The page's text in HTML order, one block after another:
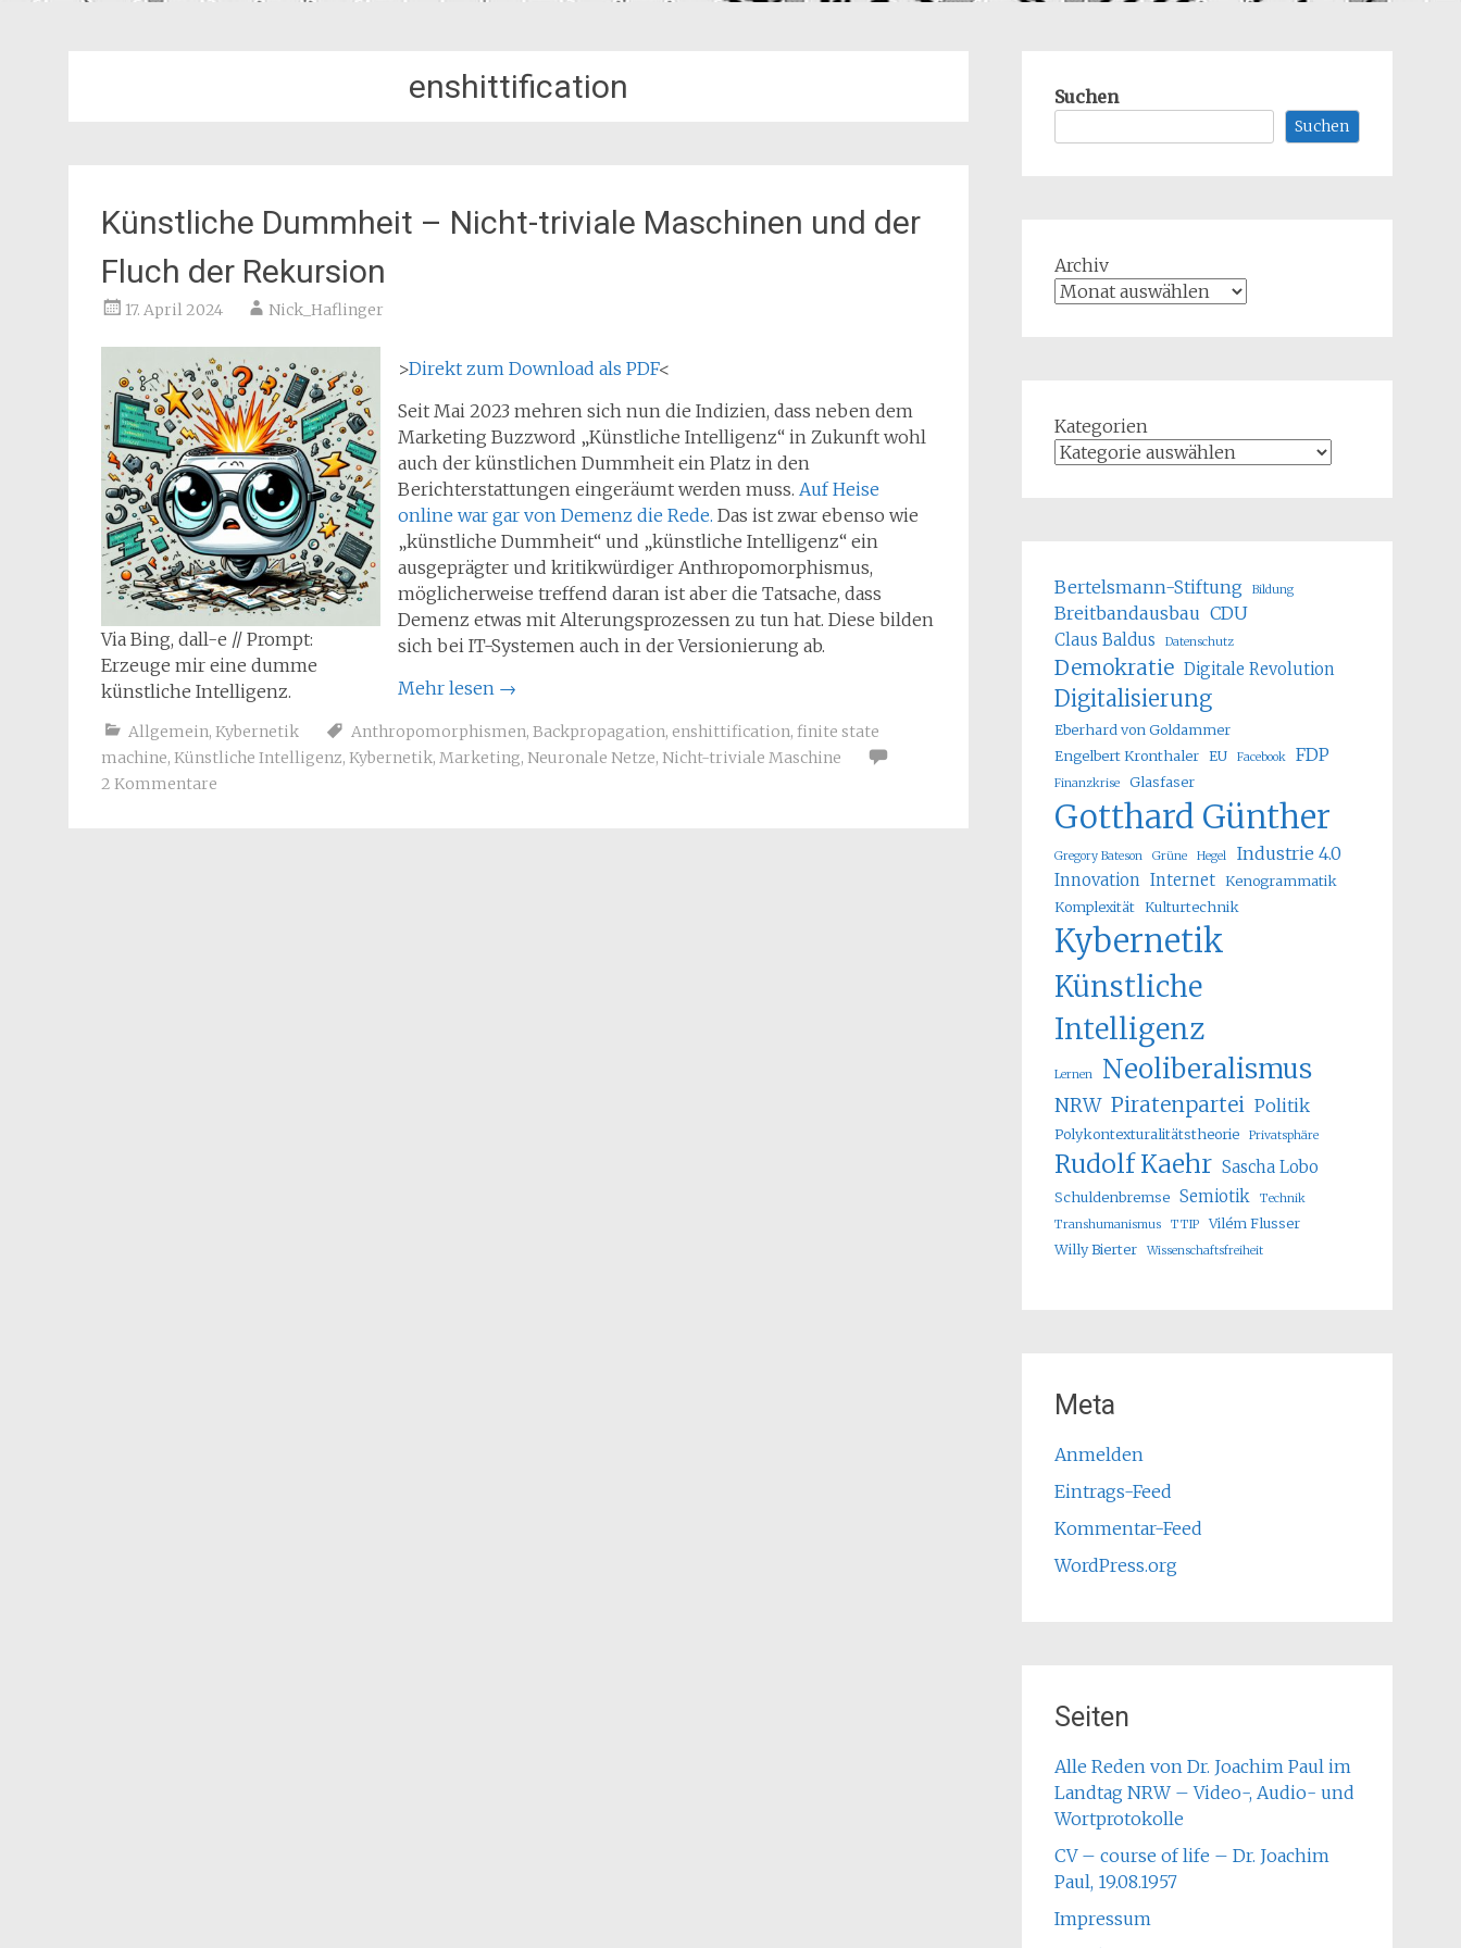
enshittification
Künstliche Dummheit – Nicht-triviale Maschinen und der
Fluch der Rekursion
17. April 2024 Nick_Haflinger
Via Bing, dall-e // Prompt:
Erzeuge mir eine dumme
künstliche Intelligenz.
>Direkt zum Download als PDF<
Seit Mai 2023 mehren sich nun die Indizien, dass neben dem
Marketing Buzzword „Künstliche Intelligenz“ in Zukunft wohl
auch der künstlichen Dummheit ein Platz in den
Berichterstattungen eingeräumt werden muss. Auf Heise
online war gar von Demenz die Rede. Das ist zwar ebenso wie
„künstliche Dummheit“ und „künstliche Intelligenz“ ein
ausgeprägter und kritikwürdiger Anthropomorphismus,
möglicherweise treffend daran ist aber die Tatsache, dass
Demenz etwas mit Alterungsprozessen zu tun hat. Diese bilden
sich bei IT-Systemen auch in der Versionierung ab.
Mehr lesen →
Allgemein, Kybernetik Anthropomorphismen, Backpropagation, enshittification, finite state
machine, Künstliche Intelligenz, Kybernetik, Marketing, Neuronale Netze, Nicht-triviale Maschine
2 Kommentare
Suchen
Suchen
Archiv
Kategorien
Bertelsmann-Stiftung Bildung
Breitbandausbau CDU
Claus Baldus Datenschutz
Demokratie Digitale Revolution
Digitalisierung
Eberhard von Goldammer
Engelbert Kronthaler EU Facebook FDP
Finanzkrise Glasfaser
Gotthard Günther
Gregory Bateson Grüne Hegel Industrie 4.0
Innovation Internet Kenogrammatik
Komplexität Kulturtechnik
Kybernetik
Künstliche
Intelligenz
Lernen Neoliberalismus
NRW Piratenpartei Politik
Polykontexturalitätstheorie Privatsphäre
Rudolf Kaehr Sascha Lobo
Schuldenbremse Semiotik
Technik
Transhumanismus
TTIP
Vilém Flusser
Willy Bierter
Wissenschaftsfreiheit
Meta
Anmelden
Eintrags-Feed
Kommentar-Feed
WordPress.org
Seiten
Alle Reden von Dr. Joachim Paul im
Landtag NRW – Video-, Audio- und
Wortprotokolle
CV – course of life – Dr. Joachim
Paul, 19.08.1957
Impressum